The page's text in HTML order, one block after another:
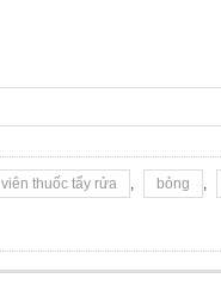
viên thuốc tẩy rửa bỏng